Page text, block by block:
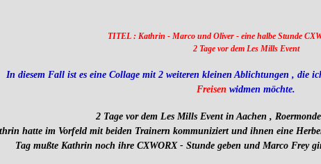
TITEL : Kathrin - Marco und Oliver - eine halbe Stunde
2 Tage vor dem Les Mills Event
In diesem Fall ist es eine Collage mit 2 weiteren kleinen Ablichtungen , die
Freisen widmen möchte.
2 Tage vor dem Les Mills Event in Aachen ,
hatte im Vorfeld mit beiden Trainern kommuniziert und ihnen eine
Tag mußte Kathrin noch ihre CXWORX - Stunde geben und Marco Frey